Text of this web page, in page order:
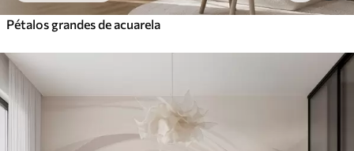
Pétalos grandes de acuarela